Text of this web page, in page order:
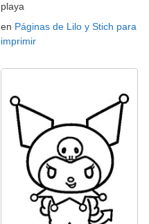
playa
en Páginas de Lilo y Stich para
imprimir